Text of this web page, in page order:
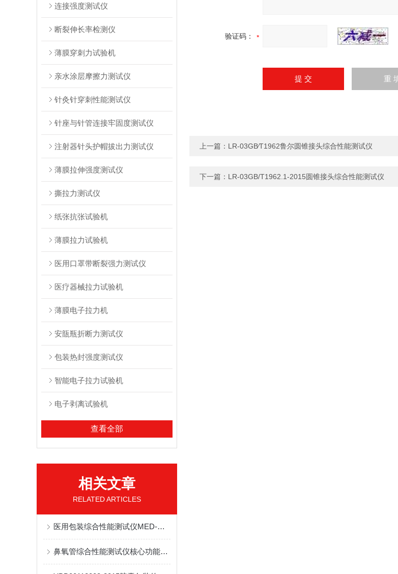
连接强度测试仪
断裂伸长率检测仪
薄膜穿刺力试验机
亲水涂层摩擦力测试仪
针灸针穿刺性能测试仪
针座与针管连接牢固度测试仪
注射器针头护帽拔出力测试仪
薄膜拉伸强度测试仪
撕拉力测试仪
纸张抗张试验机
薄膜拉力试验机
医用口罩带断裂强力测试仪
医疗器械拉力试验机
薄膜电子拉力机
安瓿瓶折断力测试仪
包装热封强度测试仪
智能电子拉力试验机
电子剥离试验机
查看全部
相关文章
RELATED ARTICLES
医用包装综合性能测试仪MED-M1：无菌医疗器械包装多指标检测设备应用说明
鼻氧管综合性能测试仪核心功能全面解析
验证码：
上一篇： LR-03GB∕T1962鲁尔圆锥接头综合性能测试仪
下一篇： LR-03GB/T1962.1-2015圆锥接头综合性能测试仪